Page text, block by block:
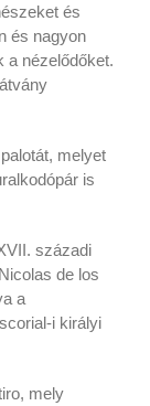
és
és nagyon
a nézelődőket.
melyet
is
századi
de los
a
i királyi
mely